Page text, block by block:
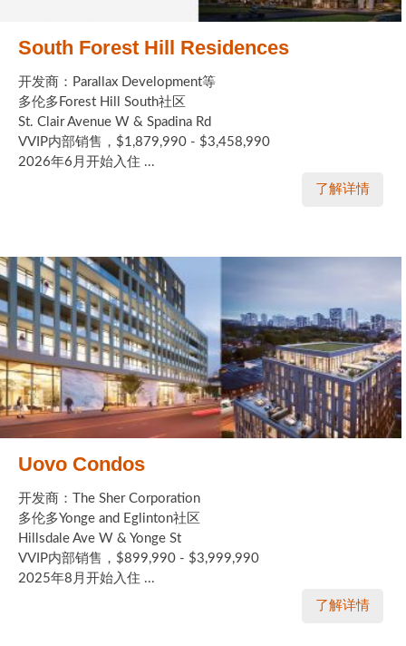
South Forest Hill Residences
开发商：Parallax Development等
多伦多Forest Hill South社区
St. Clair Avenue W & Spadina Rd
VVIP内部销售，$1,879,990 - $3,458,990
2026年6月开始入住 ...
了解详情
Uovo Condos
开发商：The Sher Corporation
多伦多Yonge and Eglinton社区
Hillsdale Ave W & Yonge St
VVIP内部销售，$899,990 - $3,999,990
2025年8月开始入住 ...
了解详情